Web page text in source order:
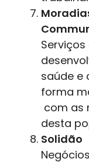
saúde e
forma
com as
desta
Solidão